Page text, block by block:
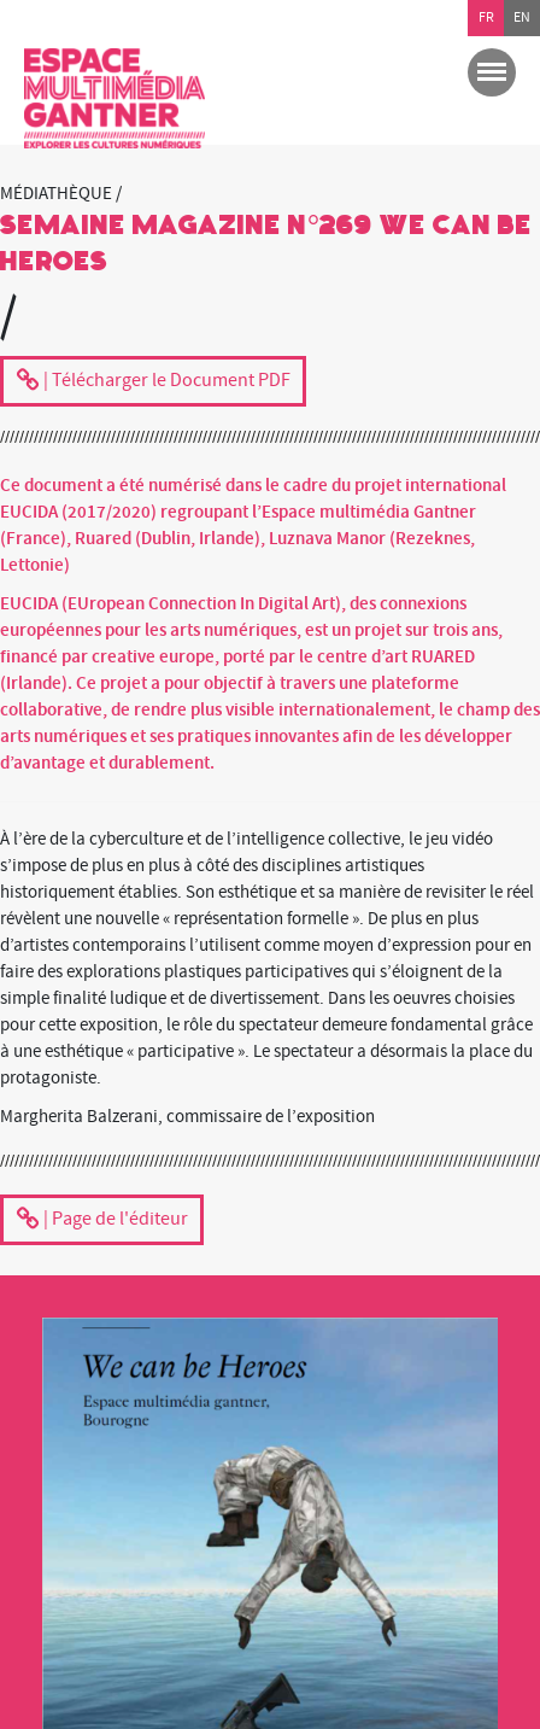
MÉDIATHÈQUE /
Semaine magazine n°269 We can be
Heroes
/
| Télécharger le Document PDF
Ce document a été numérisé dans le cadre du projet international
EUCIDA (2017/2020) regroupant l’Espace multimédia Gantner
(France), Ruared (Dublin, Irlande), Luznava Manor (Rezeknes,
Lettonie)
EUCIDA (EUropean Connection In Digital Art), des connexions
européennes pour les arts numériques, est un projet sur trois ans,
financé par creative europe, porté par le centre d’art RUARED
(Irlande). Ce projet a pour objectif à travers une plateforme
collaborative, de rendre plus visible internationalement, le champ des
arts numériques et ses pratiques innovantes afin de les développer
d’avantage et durablement.
À l’ère de la cyberculture et de l’intelligence collective, le jeu vidéo
s’impose de plus en plus à côté des disciplines artistiques
historiquement établies. Son esthétique et sa manière de revisiter le réel
révèlent une nouvelle « représentation formelle ». De plus en plus
d’artistes contemporains l’utilisent comme moyen d’expression pour en
faire des explorations plastiques participatives qui s’éloignent de la
simple finalité ludique et de divertissement. Dans les oeuvres choisies
pour cette exposition, le rôle du spectateur demeure fondamental grâce
à une esthétique « participative ». Le spectateur a désormais la place du
protagoniste.
Margherita Balzerani, commissaire de l’exposition
| Page de l'éditeur
FR EN